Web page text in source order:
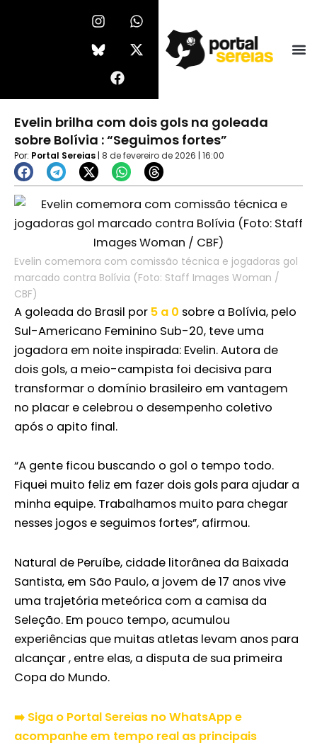
I
n
s
t
r
m
W
h
a
t
p
p
X
-
t
w
t
e
r
b
o
o
Evelin brilha com dois gols na goleada
sobre Bolívia : “Seguimos fortes”
Por: Portal Sereias | 8 de fevereiro de 2026 | 16:00
Evelin comemora com comissão técnica e jogadoras gol
marcado contra Bolívia (Foto: Staff Images Woman /
CBF)
A goleada do Brasil por 5 a 0 sobre a Bolívia, pelo
Sul-Americano Feminino Sub-20, teve uma
jogadora em noite inspirada: Evelin. Autora de
dois gols, a meio-campista foi decisiva para
transformar o domínio brasileiro em vantagem
no placar e celebrou o desempenho coletivo
após o apito final.
“A gente ficou buscando o gol o tempo todo.
Fiquei muito feliz em fazer dois gols para ajudar a
minha equipe. Trabalhamos muito para chegar
nesses jogos e seguimos fortes”, afirmou.
Natural de Peruíbe, cidade litorânea da Baixada
Santista, em São Paulo, a jovem de 17 anos vive
uma trajetória meteórica com a camisa da
Seleção. Em pouco tempo, acumulou
experiências que muitas atletas levam anos para
alcançar , entre elas, a disputa de sua primeira
Copa do Mundo.
➡️ Siga o Portal Sereias no WhatsApp e
acompanhe em tempo real as principais